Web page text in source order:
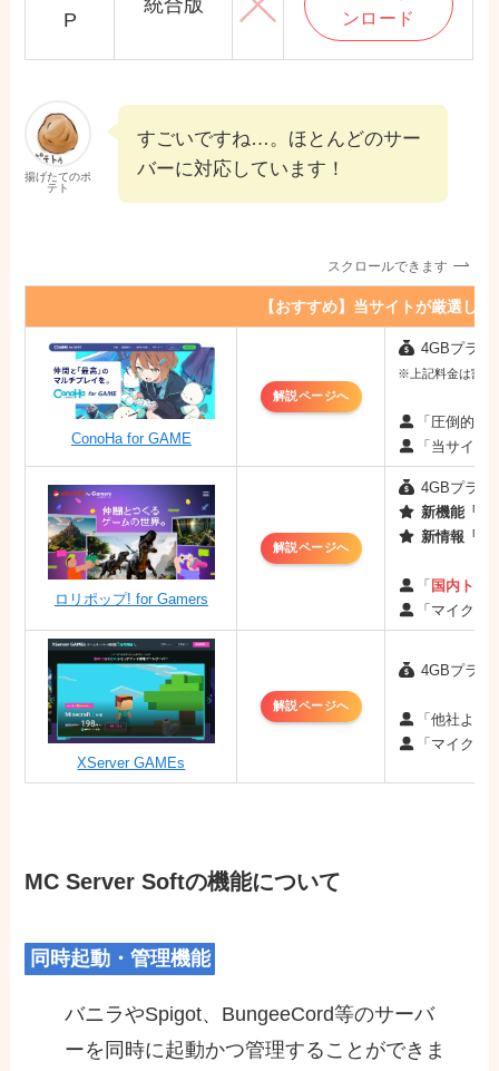
P
統合版
ンロード
揚げたてのポ
テト
すごいですね…。ほとんどのサー
バーに対応しています！
スクロールできます
【おすすめ】当サイトが厳選し
ConoHa for GAME
解説ページへ
4GBプラン
※上記料金は割引
「圧倒的な
「当サイト
ロリポップ! for Gamers
解説ページへ
4GBプラン
新機能「
新情報「最
「 国内トッ
「マイクラ
XServer GAMEs
解説ページへ
4GBプラン
「他社より
「マイクラ
MC Server Softの機能について
同時起動・管理機能
バニラやSpigot、BungeeCord等のサーバ
ーを同時に起動かつ管理することができま